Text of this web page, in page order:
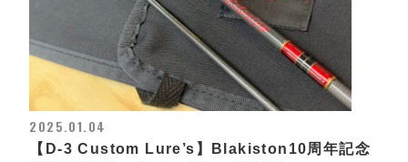
2025.01.04
【D-3 Custom Lure’s】Blakiston10周年記念